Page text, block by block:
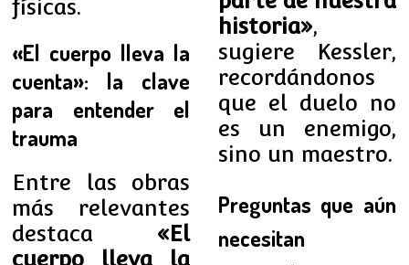
físicas.
«El cuerpo lleva la
cuenta»: la clave
para entender el
trauma
Entre las obras
más relevantes
destaca «El
cuerpo lleva la
historia»,
sugiere Kessler,
recordándonos
que el duelo no
es un enemigo,
sino un maestro.
Preguntas que aún
necesitan